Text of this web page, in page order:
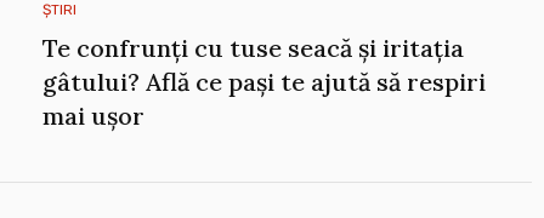
ȘTIRI
Te confrunți cu tuse seacă și iritația
gâtului? Află ce pași te ajută să respiri
mai ușor